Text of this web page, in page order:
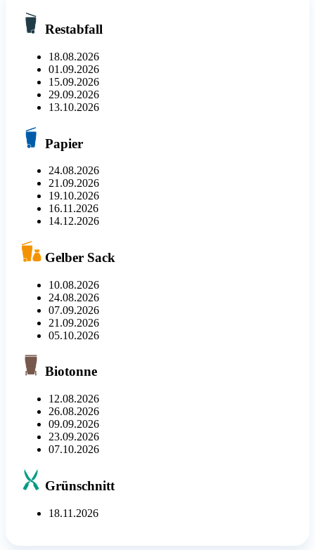
Restabfall
18.08.2026
01.09.2026
15.09.2026
29.09.2026
13.10.2026
Papier
24.08.2026
21.09.2026
19.10.2026
16.11.2026
14.12.2026
Gelber Sack
10.08.2026
24.08.2026
07.09.2026
21.09.2026
05.10.2026
Biotonne
12.08.2026
26.08.2026
09.09.2026
23.09.2026
07.10.2026
Grünschnitt
18.11.2026